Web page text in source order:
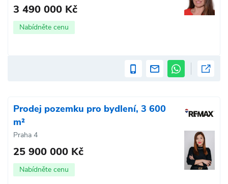
3 490 000 Kč
Nabídněte cenu
Prodej pozemku pro bydlení, 3 600
m²
Praha 4
25 900 000 Kč
Nabídněte cenu